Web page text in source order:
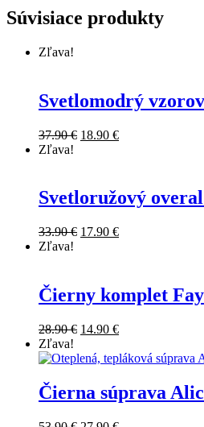
Súvisiace produkty
Zľava!
Svetlomodrý
37.90€ Original
18.90 €Current
Zľava!
Svetloružový
33.90€ Original
17.90 €Current
Zľava!
Čierny komplet Fay
28.90€ Original
was:
14.90 €Current
is:
Zľava!
Čierna súprava